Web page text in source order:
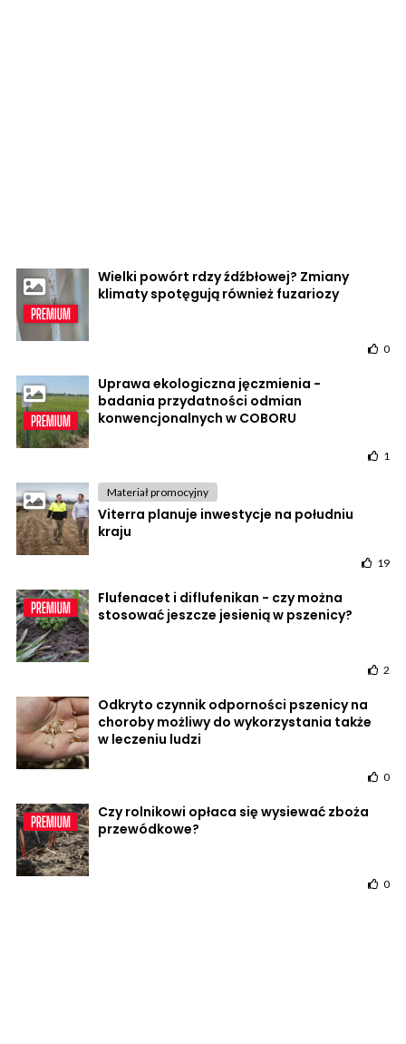
Wielki powórt rdzy źdźbłowej? Zmiany
klimaty spotęgują również fuzariozy
0
Uprawa ekologiczna jęczmienia -
badania przydatności odmian
konwencjonalnych w COBORU
1
Materiał promocyjny
Viterra planuje inwestycje na południu
kraju
19
Flufenacet i diflufenikan - czy można
stosować jeszcze jesienią w pszenicy?
2
Odkryto czynnik odporności pszenicy na
choroby możliwy do wykorzystania także
w leczeniu ludzi
0
Czy rolnikowi opłaca się wysiewać zboża
przewódkowe?
0